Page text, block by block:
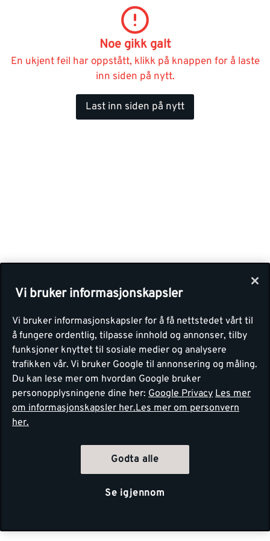
Noe gikk galt
En ukjent feil har oppstått, klikk på knappen for å laste
inn siden på nytt.
Last inn siden på nytt
Vi bruker informasjonskapsler
Vi bruker informasjonskapsler for å få nettstedet vårt til
å fungere ordentlig, tilpasse innhold og annonser, tilby
funksjoner knyttet til sosiale medier og analysere
trafikken vår. Vi bruker Google til annonsering og måling.
Du kan lese mer om hvordan Google bruker
personopplysningene dine her: Google Privacy Les mer
om informasjonskapsler her.Les mer om personvern
her.
Godta alle
Se igjennom